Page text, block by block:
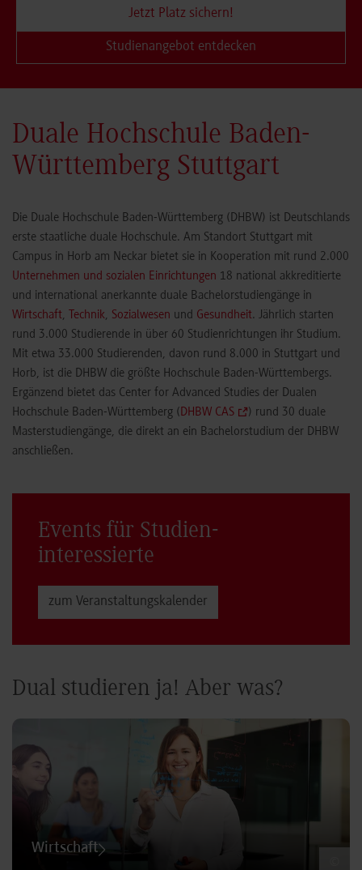
Jetzt Platz sichern!
Studienangebot entdecken
Duale Hochschule Baden-
Württemberg Stuttgart
Die Duale Hochschule Baden-Württemberg (DHBW) ist Deutschlands
erste staatliche duale Hochschule. Am Standort Stuttgart mit
Campus in Horb am Neckar bietet sie in Kooperation mit rund 2.000
Unternehmen und sozialen Einrichtungen 18 national akkreditierte
und international anerkannte duale Bachelorstudiengänge in
Wirtschaft, Technik, Sozialwesen und Gesundheit. Jährlich starten
rund 3.000 Studierende in über 60 Studienrichtungen ihr Studium.
Mit etwa 33.000 Studierenden, davon rund 8.000 in Stuttgart und
Horb, ist die DHBW die größte Hochschule Baden-Württembergs.
Ergänzend bietet das Center for Advanced Studies der Dualen
Hochschule Baden-Württemberg (DHBW CAS
) rund 30 duale
Masterstudiengänge, die direkt an ein Bachelorstudium der DHBW
anschließen.
Events für Studien­
interessierte
zum Veranstaltungs­kalender
Dual studieren ja! Aber was?
Wirtschaft